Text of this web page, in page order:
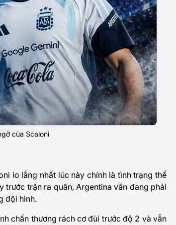
của Scaloni
lo lắng nhất lúc này chính là tình trạng thể
trận ra quân, Argentina vẫn đang phải
đội hình.
chấn thương rách cơ đùi trước độ 2 và vẫn